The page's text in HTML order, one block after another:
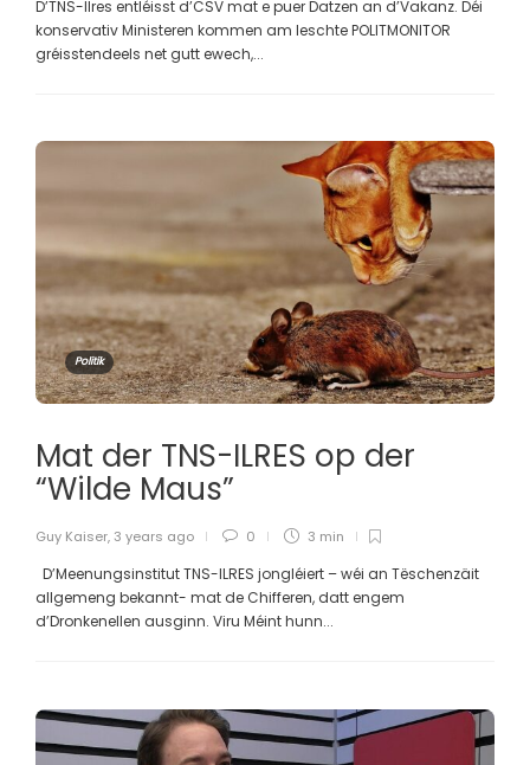
D’TNS-Ilres entléisst d’CSV mat e puer Datzen an d’Vakanz. Déi
konservativ Ministeren kommen am leschte POLITMONITOR
gréisstendeels net gutt ewech,...
Politik
Mat der TNS-ILRES op der
“Wilde Maus”
Guy Kaiser, 3 years ago 0 3 min
D’Meenungsinstitut TNS-ILRES jongléiert – wéi an Tëschenzäit
allgemeng bekannt- mat de Chifferen, datt engem
d’Dronkenellen ausginn. Viru Méint hunn...